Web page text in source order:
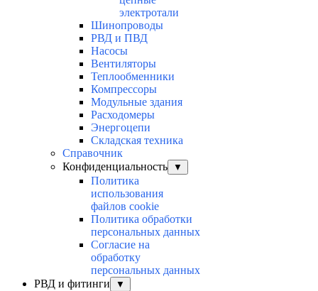
электротали
Шинопроводы
РВД и ПВД
Насосы
Вентиляторы
Теплообменники
Компрессоры
Модульные здания
Расходомеры
Энергоцепи
Складская техника
Справочник
Конфиденциальность
▼
Политика
использования
файлов cookie
Политика обработки
персональных данных
Согласие на
обработку
персональных данных
РВД и фитинги
▼